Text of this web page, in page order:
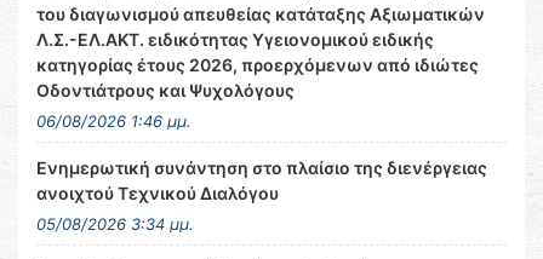
του διαγωνισμού απευθείας κατάταξης Αξιωματικών
Λ.Σ.-ΕΛ.ΑΚΤ. ειδικότητας Υγειονομικού ειδικής
κατηγορίας έτους 2026, προερχόμενων από ιδιώτες
Οδοντιάτρους και Ψυχολόγους
06/08/2026 1:46 μμ.
Ενημερωτική συνάντηση στο πλαίσιο της διενέργειας
ανοιχτού Τεχνικού Διαλόγου
05/08/2026 3:34 μμ.